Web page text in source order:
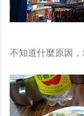
不知道什麼原因